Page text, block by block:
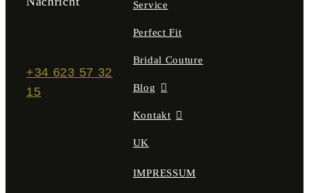
+34 623 57 32
15
Service
Perfect Fit
Bridal Couture
Blog
Kontakt
UK
IMPRESSUM